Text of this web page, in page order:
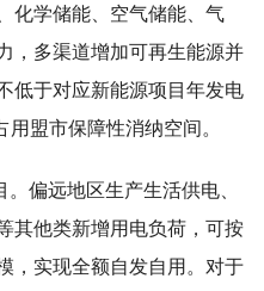
化学储能、空气储能、气
，多渠道增加可再生能源并
低于对应新能源项目年发电
盟市保障性消纳空间。
偏远地区生产生活供电、
其他类新增用电负荷，可按
，实现全额自发自用。对于